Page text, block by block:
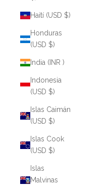
Haití (USD $)
Honduras
(USD $)
India (INR ₹)
Indonesia
(USD $)
Islas Caimán
(USD $)
Islas Cook
(USD $)
Islas
Malvinas